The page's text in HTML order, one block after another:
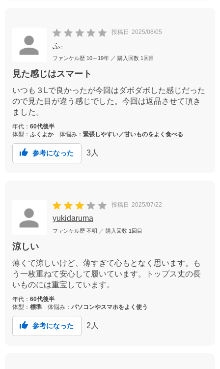
投稿日 2025/08/05
ふ-
ファンケル歴 10～19年 ／ 購入回数 1回目
見た感じはスマート
いつも３Lで良かったが今回はダボダボした感じだった
ので見た目が違う感じでした。今回は返品させて頂き
ました。
年代： 60代後半
体型： ふくよか体悩み： 緊張しやすい／甘いものをよく食べる
参考になった 3 人
投稿日 2025/07/22
yukidaruma
ファンケル歴 不明 ／ 購入回数 1回目
涼しい
薄くて涼しいけど、薄すぎて心もとなく思います。も
う一枚重ねて安心して履いています。トップス丈の長
いものには重宝しています。
年代： 60代後半
体型： 標準 体悩み： パソコンやスマホをよく使う
参考になった 2 人